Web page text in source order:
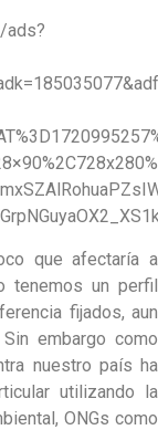
ads?
que afectaría a
tenemos un perfil
fijados, aun
embargo como
nuestro país ha
utilizando la
ONGs como